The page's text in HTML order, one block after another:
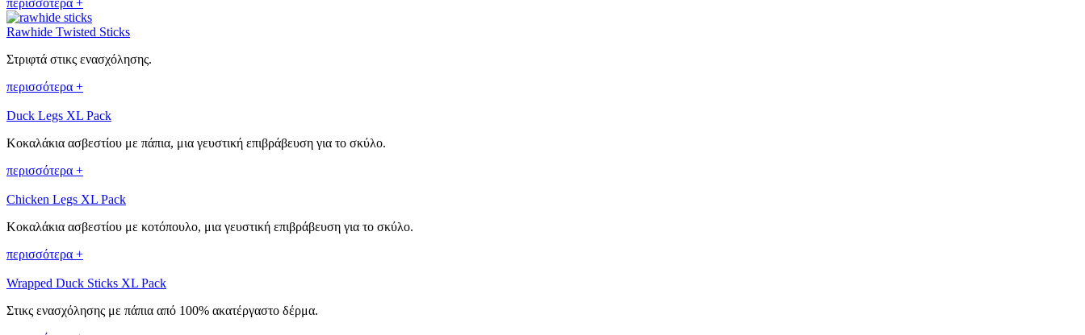
περισσότερα +
Rawhide Twisted Sticks
Στριφτά στικς ενασχόλησης.
περισσότερα +
Duck Legs XL Pack
Κοκαλάκια ασβεστίου με πάπια, μια γευστική επιβράβευση για το σκύλο.
περισσότερα +
Chicken Legs XL Pack
Κοκαλάκια ασβεστίου με κοτόπουλο, μια γευστική επιβράβευση για το σκύλο.
περισσότερα +
Wrapped Duck Sticks XL Pack
Στικς ενασχόλησης με πάπια από 100% ακατέργαστο δέρμα.